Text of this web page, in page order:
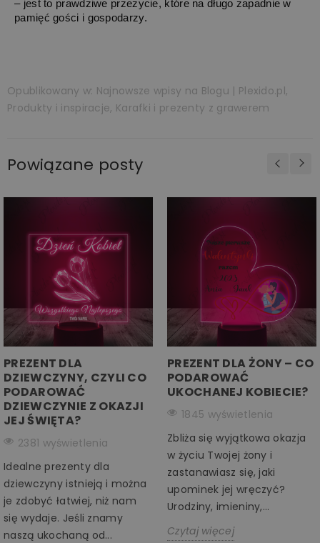
– jest to prawdziwe przeżycie, które na długo zapadnie w
pamięć gości i gospodarzy.
Opublikowany w: Najnowsze wpisy na Blogu | Plexido.pl,
Produkty i inspiracje, Karafki i prezenty z grawerem
Powiązane posty
PREZENT DLA
DZIEWCZYNY, CZYLI CO
PODAROWAĆ
DZIEWCZYNIE Z OKAZJI
JEJ ŚWIĘTA?
2381 wyświetlenia
Idealne prezenty dla
dziewczyny istnieją i można
je zdobyć łatwiej, niż nam
się wydaje. Jeśli znamy
naszą ukochaną od...
PREZENT DLA ŻONY – CO
PODAROWAĆ
UKOCHANEJ KOBIECIE?
1845 wyświetlenia
Zbliża się wyjątkowa okazja
w życiu Twojej żony i
zastanawiasz się, jaki
upominek jej wręczyć?
Urodziny, imieniny,...
Czytaj więcej